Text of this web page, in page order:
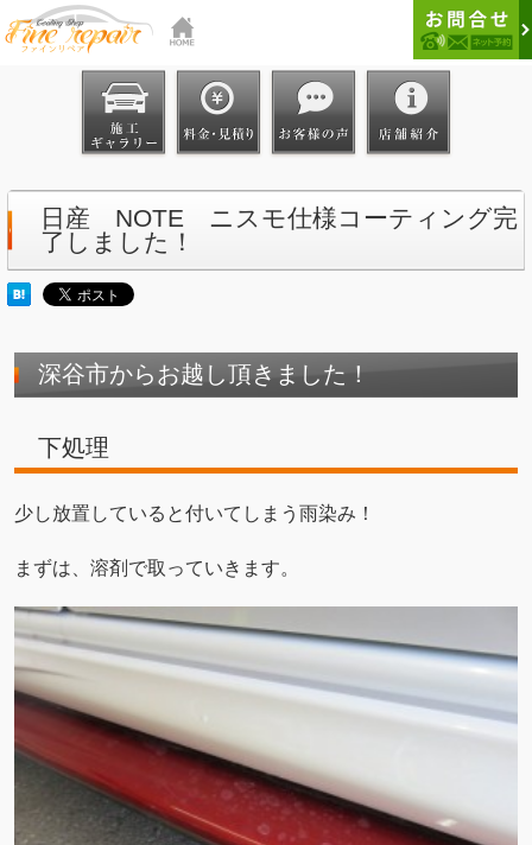
日産 NOTE ニスモ仕様コーティング完
了しました！
深谷市からお越し頂きました！
下処理
少し放置していると付いてしまう雨染み！
まずは、溶剤で取っていきます。